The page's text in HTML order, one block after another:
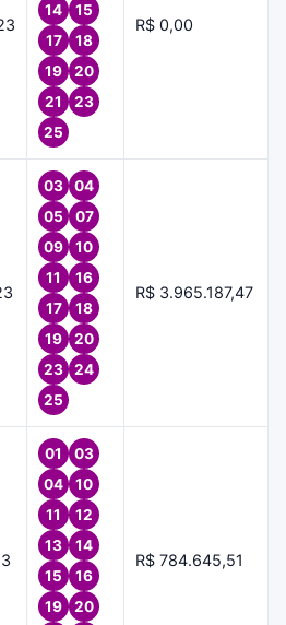
14
15
17
18
19
20
21
23
25
R$ 0,00
03
04
05
07
09
10
11
16
17
18
19
20
23
24
25
R$ 3.965.187,47
01
03
04
10
11
12
13
14
15
16
19
20
R$ 784.645,51